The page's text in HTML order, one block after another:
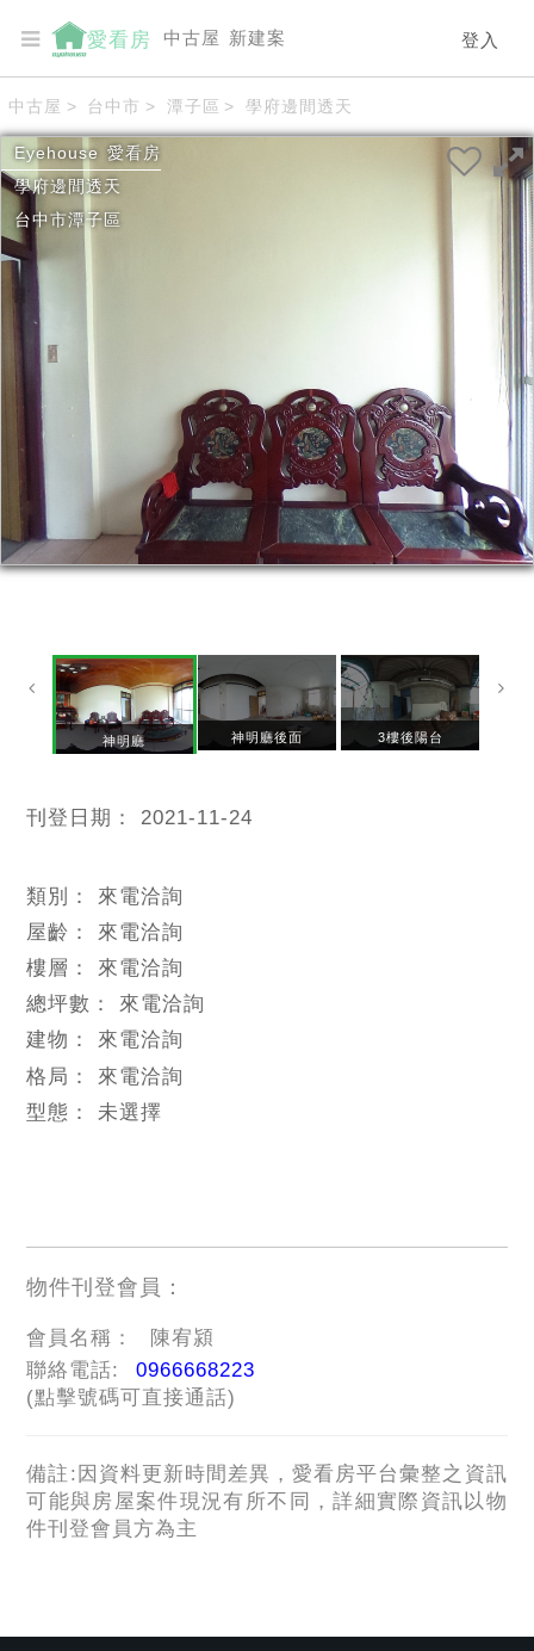
愛看房 登入
中古屋 新建案
中古屋 > 台中市 > 潭子區 > 學府邊間透天
Eyehouse 愛看房
學府邊間透天
台中市潭子區
神明廳 神明廳後面 3樓後陽台
刊登日期： 2021-11-24
類別： 來電洽詢
屋齡： 來電洽詢
樓層： 來電洽詢
總坪數： 來電洽詢
建物： 來電洽詢
格局： 來電洽詢
型態：未選擇
物件刊登會員：
會員名稱：
陳宥潁
聯絡電話:
0966668223
(點擊號碼可直接通話)
備註:因資料更新時間差異，愛看房平台彙整之資訊
可能與房屋案件現況有所不同，詳細實際資訊以物
件刊登會員方為主